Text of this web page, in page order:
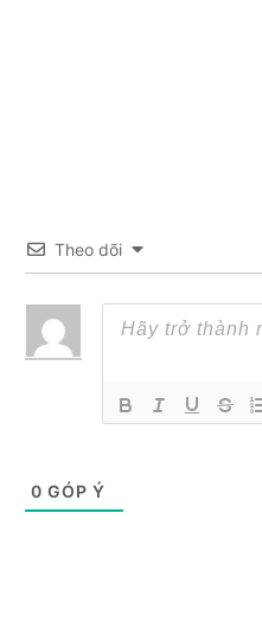
Theo dõi
0 GÓP Ý